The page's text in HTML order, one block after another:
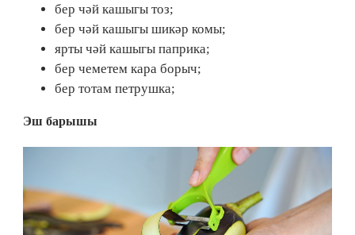
бер чәй кашыгы тоз;
бер чәй кашыгы шикәр комы;
ярты чәй кашыгы паприка;
бер чеметем кара борыч;
бер тотам петрушка;
Эш барышы